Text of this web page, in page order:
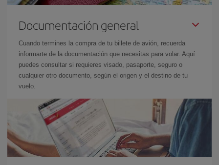
Documentación general
Cuando termines la compra de tu billete de avión, recuerda
informarte de la documentación que necesitas para volar. Aquí
puedes consultar si requieres visado, pasaporte, seguro o
cualquier otro documento, según el origen y el destino de tu
vuelo.